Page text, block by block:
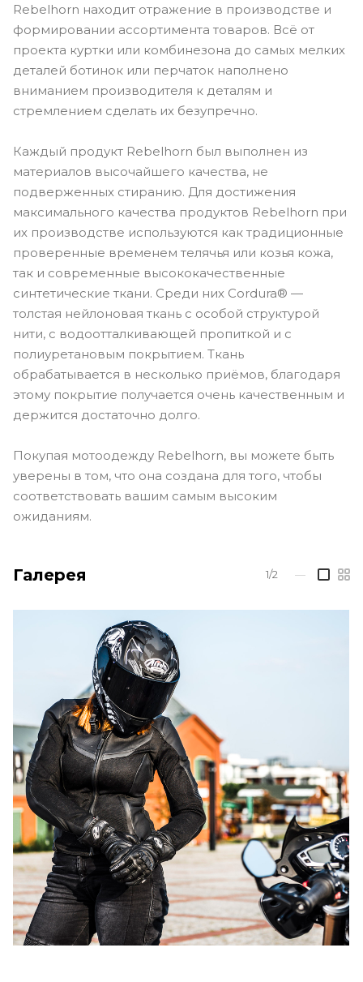
Rebelhorn находит отражение в производстве и
формировании ассортимента товаров. Всё от
проекта куртки или комбинезона до самых мелких
деталей ботинок или перчаток наполнено
вниманием производителя к деталям и
стремлением сделать их безупречно.
Каждый продукт Rebelhorn был выполнен из
материалов высочайшего качества, не
подверженных стиранию. Для достижения
максимального качества продуктов Rebelhorn при
их производстве используются как традиционные
проверенные временем телячья или козья кожа,
так и современные высококачественные
синтетические ткани. Среди них Cordura® —
толстая нейлоновая ткань с особой структурой
нити, с водоотталкивающей пропиткой и с
полиуретановым покрытием. Ткань
обрабатывается в несколько приёмов, благодаря
этому покрытие получается очень качественным и
держится достаточно долго.
Покупая мотоодежду Rebelhorn, вы можете быть
уверены в том, что она создана для того, чтобы
соответствовать вашим самым высоким
ожиданиям.
Галерея 1/2 —